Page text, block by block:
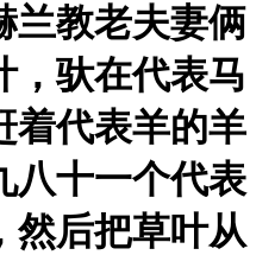
兰教老夫妻俩
，驮在代表马
着代表羊的羊
八十一个代表
然后把草叶从